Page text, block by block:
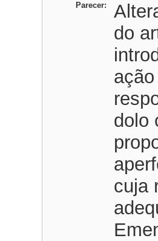
Parecer:
do
dolo
cuja